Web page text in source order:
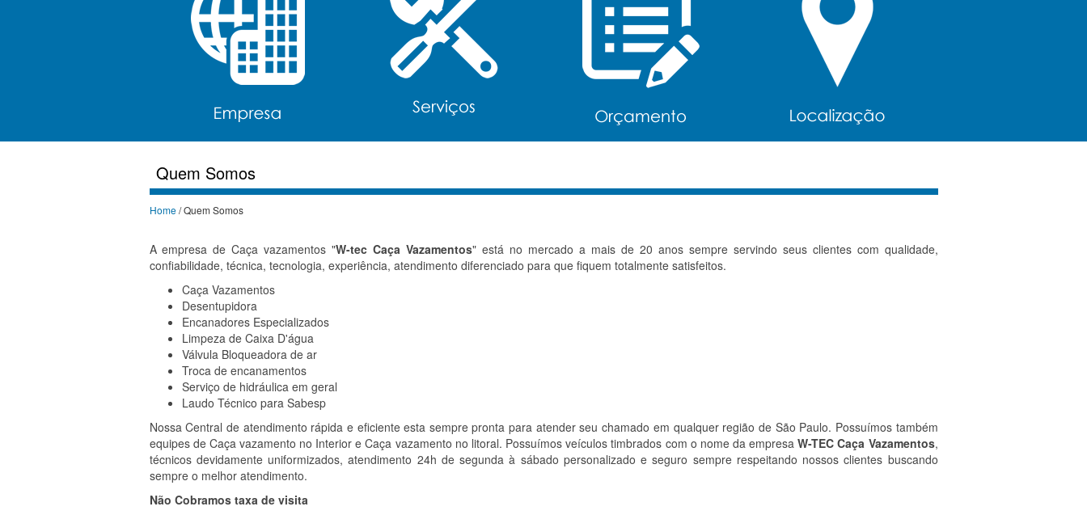
Quem Somos
Home/ Quem Somos
A empresa de Caça vazamentos "W-tec Caça Vazamentos" está no mercado a mais de 20 anos sempre servindo seus clientes com qualidade,
confiabilidade, técnica, tecnologia, experiência, atendimento diferenciado para que fiquem totalmente satisfeitos.
Caça Vazamentos
Desentupidora
Encanadores Especializados
Limpeza de Caixa D'água
Válvula Bloqueadora de ar
Troca de encanamentos
Serviço de hidráulica em geral
Laudo Técnico para Sabesp
Nossa Central de atendimento rápida e eficiente esta sempre pronta para atender seu chamado em qualquer região de São Paulo. Possuímos também
equipes de Caça vazamento no Interior e Caça vazamento no litoral. Possuímos veículos timbrados com o nome da empresaW-TEC Caça Vazamentos,
técnicos devidamente uniformizados, atendimento 24h de segunda à sábado personalizado e seguro sempre respeitando nossos clientes buscando
sempre o melhor atendimento.
Não Cobramos taxa de visita